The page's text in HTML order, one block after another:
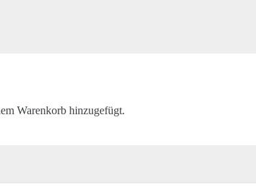
Warenkorb hinzugefügt.